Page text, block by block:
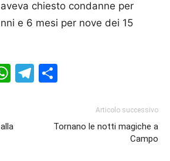
chiesto condanne per
e 6 mesi per nove dei 15
WhatsApp
Telegram
Articolo successivo
Tornano le notti magiche a
Campo